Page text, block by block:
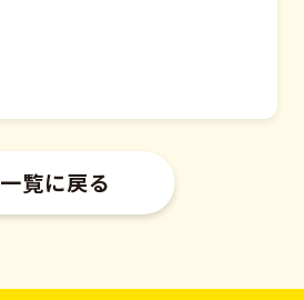
一覧に戻る